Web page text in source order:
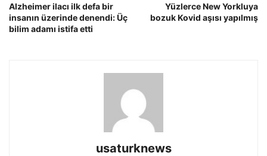
Alzheimer ilacı ilk defa bir
insanın üzerinde denendi: Üç
bilim adamı istifa etti
Yüzlerce New Yorkluya
bozuk Kovid aşısı yapılmış
usaturknews